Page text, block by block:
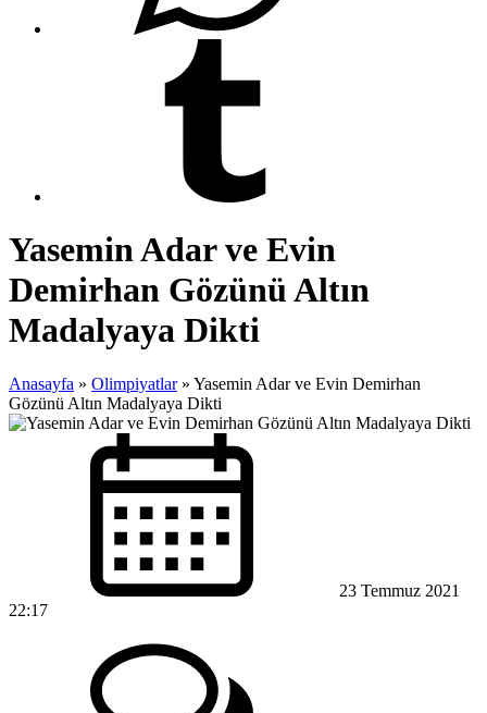
Yasemin Adar ve Evin
Demirhan Gözünü Altın
Madalyaya Dikti
Anasayfa » Olimpiyatlar » Yasemin Adar ve Evin Demirhan
Gözünü Altın Madalyaya Dikti
23 Temmuz 2021
22:17